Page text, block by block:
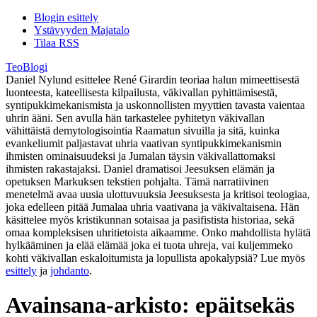
Blogin esittely
Ystävyyden Majatalo
Tilaa RSS
TeoBlogi
Daniel Nylund esittelee René Girardin teoriaa halun mimeettisestä
luonteesta, kateellisesta kilpailusta, väkivallan pyhittämisestä,
syntipukkimekanismista ja uskonnollisten myyttien tavasta vaientaa
uhrin ääni. Sen avulla hän tarkastelee pyhitetyn väkivallan
vähittäistä demytologisointia Raamatun sivuilla ja sitä, kuinka
evankeliumit paljastavat uhria vaativan syntipukkimekanismin
ihmisten ominaisuudeksi ja Jumalan täysin väkivallattomaksi
ihmisten rakastajaksi. Daniel dramatisoi Jeesuksen elämän ja
opetuksen Markuksen tekstien pohjalta. Tämä narratiivinen
menetelmä avaa uusia ulottuvuuksia Jeesuksesta ja kritisoi teologiaa,
joka edelleen pitää Jumalaa uhria vaativana ja väkivaltaisena. Hän
käsittelee myös kristikunnan sotaisaa ja pasifistista historiaa, sekä
omaa kompleksisen uhritietoista aikaamme. Onko mahdollista hylätä
hylkääminen ja elää elämää joka ei tuota uhreja, vai kuljemmeko
kohti väkivallan eskaloitumista ja lopullista apokalypsiä? Lue myös
esittely ja johdanto.
Avainsana-arkisto: epäitsekäs